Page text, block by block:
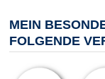
MEIN
FOLGENDE